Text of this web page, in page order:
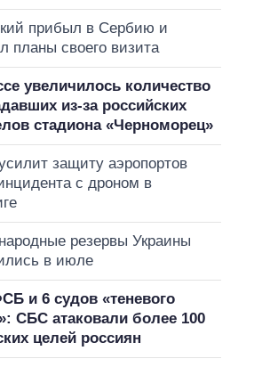
прибыл в Сербию и
планы своего визита
увеличилось количество
из-за российских
стадиона «Черноморец»
защиту аэропортов
с дроном в
резервы Украины
в июле
и 6 судов «теневого
СБС атаковали более 100
целей россиян